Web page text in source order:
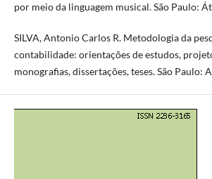
por meio da linguagem musical. São Paulo:
SILVA, Antonio Carlos R. Metodologia da
contabilidade: orientações de estudos,
monografias, dissertações, teses. São Paulo: